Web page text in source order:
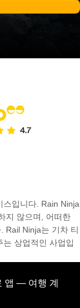
스입니다. Rain Ninja
지 않으며, 어떠한
Rail Ninja는 기차 티
상업적인 사업입
앱 — 여행 계